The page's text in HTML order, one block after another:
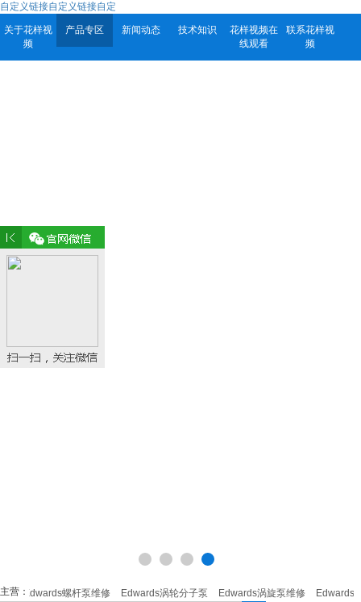
自定义链接自定义链接自定
关于花样视
频
产品专区 新闻动态 技术知识
花样视频在
线观看
联系花样视
频
主营：Edwards螺杆泵维修 Edwards涡轮分子泵 Edwards涡旋泵维修 Edwards